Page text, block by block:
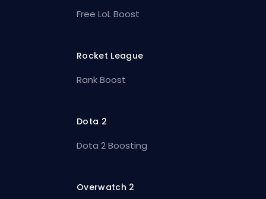
Free LoL Boost
Rocket League
Rank Boost
Dota 2
Dota 2 Boosting
Overwatch 2